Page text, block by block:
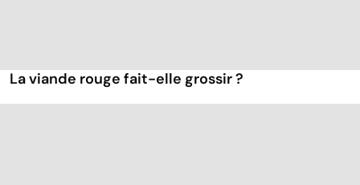
La viande rouge fait-elle grossir ?